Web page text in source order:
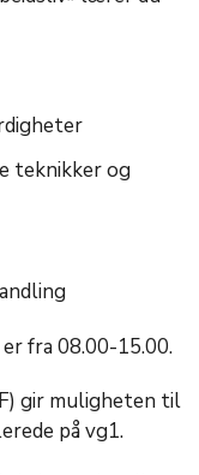
teknikker og
fra 08.00-15.00.
gir muligheten til
på vg1.